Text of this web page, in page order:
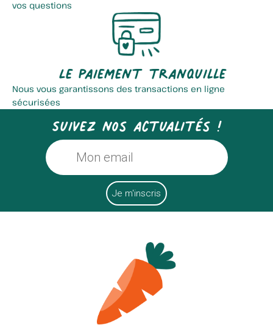
vos questions
Le paiement tranquille
Nous vous garantissons des transactions en ligne
sécurisées
Suivez nos actualités !